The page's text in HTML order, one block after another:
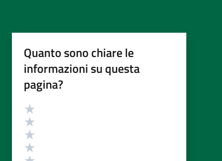
Quanto sono chiare le
informazioni su questa
pagina?
Valutazione